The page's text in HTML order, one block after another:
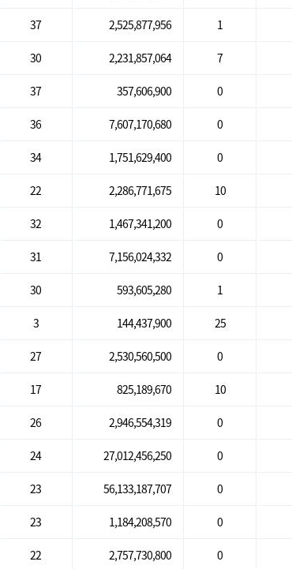
37 2,525,877,956 1
30 2,231,857,064 7
37 357,606,900 0
36 7,607,170,680 0
34 1,751,629,400 0
22 2,286,771,675 10
32 1,467,341,200 0
31 7,156,024,332 0
30 593,605,280 1
3 144,437,900 25
27 2,530,560,500 0
17 825,189,670 10
26 2,946,554,319 0
24 27,012,456,250 0
23 56,133,187,707 0
23 1,184,208,570 0
22 2,757,730,800 0